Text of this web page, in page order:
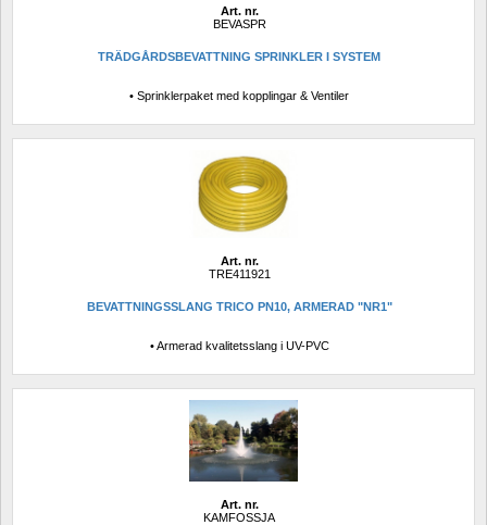
Art. nr.
BEVASPR
TRÄDGÅRDSBEVATTNING SPRINKLER I SYSTEM
• Sprinklerpaket med kopplingar & Ventiler
Art. nr.
TRE411921
BEVATTNINGSSLANG TRICO PN10, ARMERAD "NR1"
• Armerad kvalitetsslang i UV-PVC
Art. nr.
KAMFOSSJA